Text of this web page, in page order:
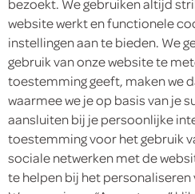
4
1
in
website werkt en functionele
instellingen aan te bieden. We
gebruik van onze website te
toestemming geeft, maken we
waarmee we je op basis van je
aansluiten bij je persoonlijke
toestemming voor het gebruik
sociale netwerken met de
te helpen bij het